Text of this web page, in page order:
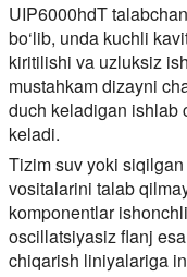
UIP6000hdT
bo‘lib, unda kuchli
kiritilishi va uzluksiz
mustahkam dizayni
duch keladigan ishlab
keladi.
Tizim suv yoki
vositalarini talab
komponentlar
oscillatsiyasiz flanj
chiqarish liniyalariga